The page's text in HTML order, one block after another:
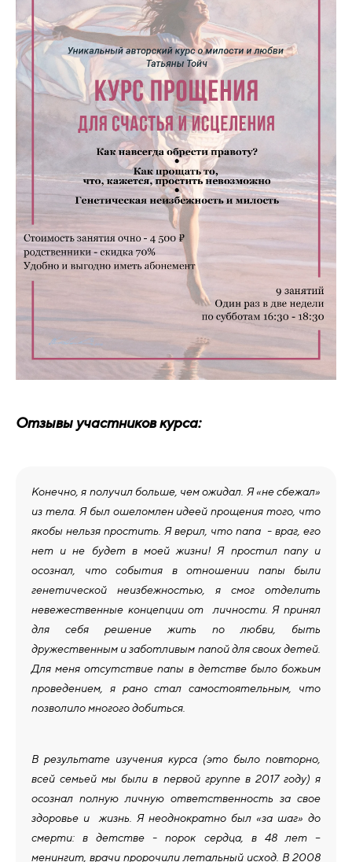
Отзывы участников курса:
Конечно, я получил больше, чем ожидал. Я «не сбежал»
из тела. Я был ошеломлен идеей прощения того, что
якобы нельзя простить. Я верил, что папа - враг, его
нет и не будет в моей жизни! Я простил папу и
осознал, что события в отношении папы были
генетической неизбежностью, я смог отделить
невежественные концепции от личности. Я принял
для себя решение жить по любви, быть
дружественным и заботливым папой для своих детей.
Для меня отсутствие папы в детстве было божьим
проведением, я рано стал самостоятельным, что
позволило многого добиться.
В результате изучения курса (это было повторно,
всей семьей мы были в первой группе в 2017 году) я
осознал полную личную ответственность за свое
здоровье и жизнь. Я неоднократно был «за шаг» до
смерти: в детстве - порок сердца, в 48 лет –
менингит, врачи пророчили летальный исход. В 2008